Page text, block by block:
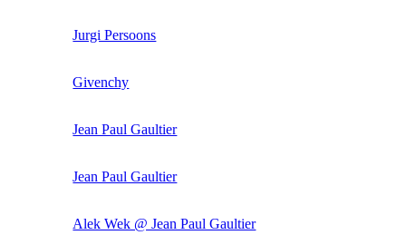
Jurgi Persoons
Givenchy
Jean Paul Gaultier
Jean Paul Gaultier
Alek Wek @ Jean Paul Gaultier